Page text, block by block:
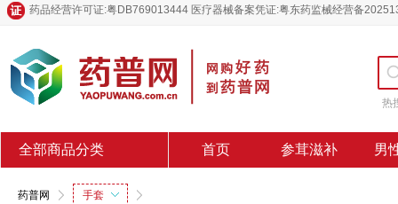
药品经营许可证:粤DB769013444 医疗器械备案凭证:粤东药监械经营备
热
全部商品分类 首页 参茸滋补 男
药普网 手套